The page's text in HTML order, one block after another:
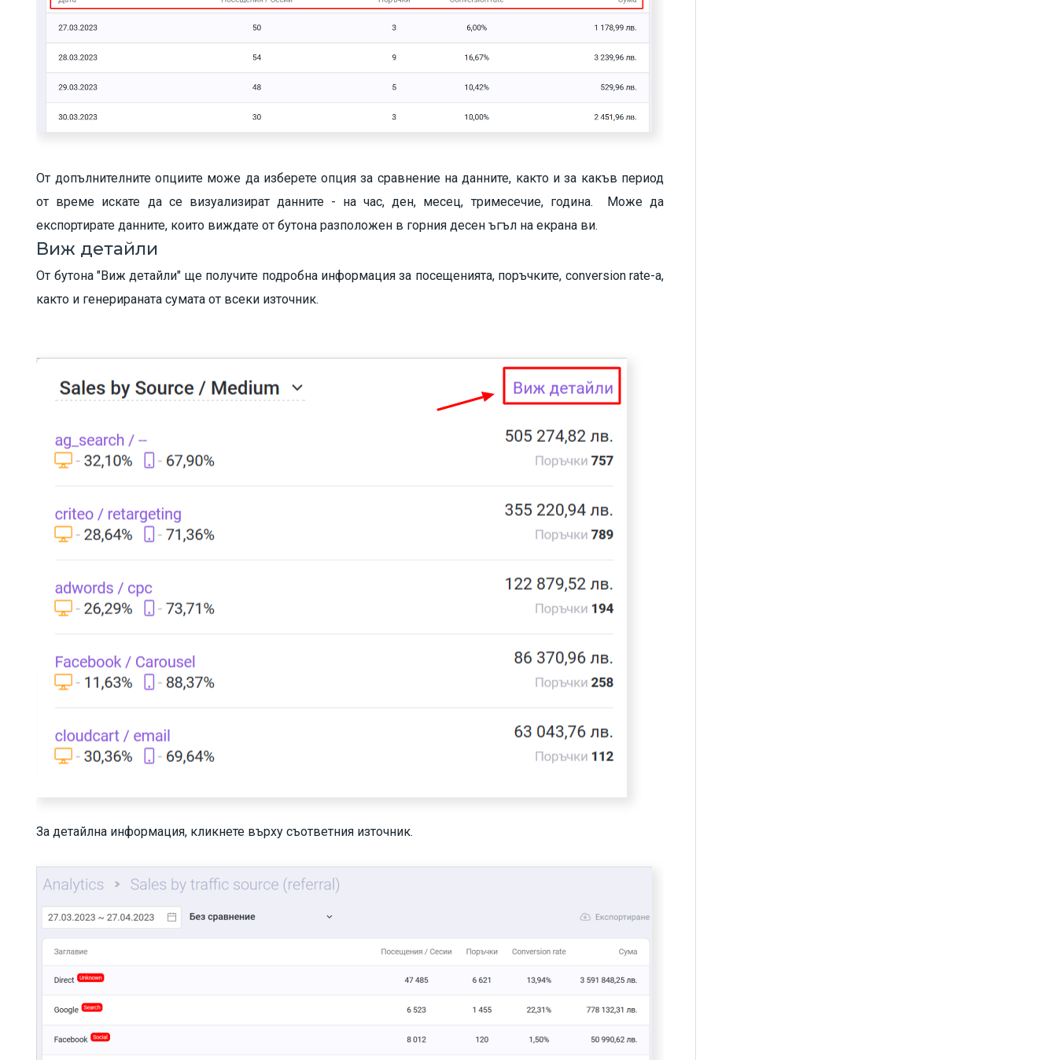
От допълнителните опциите може да изберете опция за сравнение на данните, както и за какъв период
от време искате да се визуализират данните - на час, ден, месец, тримесечие, година. Може да
експортирате данните, които виждате от бутона разположен в горния десен ъгъл на екрана ви.
Виж детайли
От бутона "Виж детайли" ще получите подробна информация за посещенията, поръчките, conversion rate-a,
както и генерираната сумата от всеки източник.
За детайлна информация, кликнете върху съответния източник.